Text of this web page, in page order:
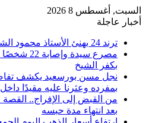
السبت, أغسطس 8 2026
أخبار عاجلة
ترند 24 يهنئ الأستاذ محمود الشاذلي بمناسبة عيد ميلاده
مصرع سيدة
بكفر الشيخ
نجل مسن بورسعيد يكشف
بمفرده وعثرنا عليه مقيدًا
من القبض إلى الإفراج..
بعد انتهاء مدة حبسه